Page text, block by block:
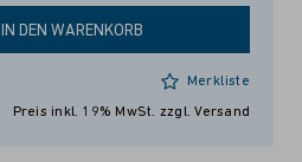
IN DEN WARENKORB
Merkliste
Preis inkl. 19% MwSt. zzgl. Versand